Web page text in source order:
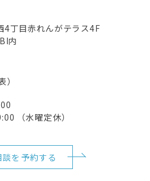
4丁目赤れんがテラス4F
内
（水曜定休）
を予約する